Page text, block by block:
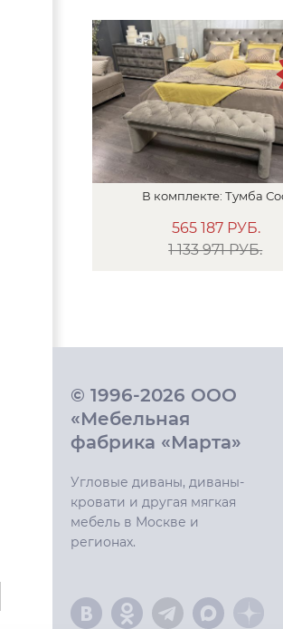
В комплекте: Тумба
565 187 РУБ.
1 133 971 РУБ.
© 1996-2026 ООО
«Мебельная
фабрика «Марта»
Угловые диваны, диваны-
кровати и другая мягкая
мебель в Москве и
регионах.